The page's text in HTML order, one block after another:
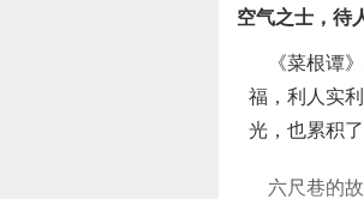
空气之士，待
《菜根谭
福，利人实
光，也累积了
六尺巷的